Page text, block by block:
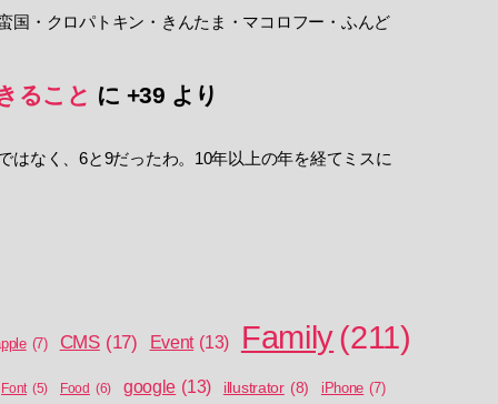
国・クロパトキン・きんたま・マコロフー・ふんど
ること に +39 より
はなく、6と9だったわ。10年以上の年を経てミスに
(7) CMS (17) Event (13) Family(211)
Font (5) Food (6) google (13) illustrator (8) iPhone (7)